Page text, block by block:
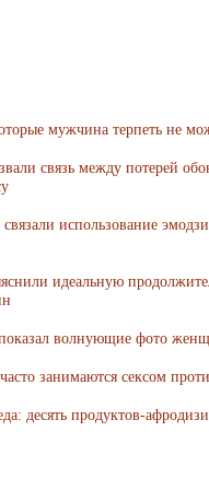
мужчина терпеть не
связь между потерей
использование
идеальную
волнующие фото
занимаются сексом
десять продуктов-